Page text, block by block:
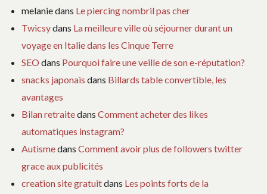
melaniedans Le piercing nombril pas cher
Twicsydans La meilleure ville où séjourner durant un
voyage en Italie dans les Cinque Terre
SEO dans Pourquoi faire une veille de son e-réputation?
snacks japonais dans Billards table convertible, les
avantages
Bilan retraitedans Comment acheter des likes
automatiques instagram?
Autismedans Comment avoir plus de followers twitter
grace aux publicités
creation site gratuitdans Les points forts de la